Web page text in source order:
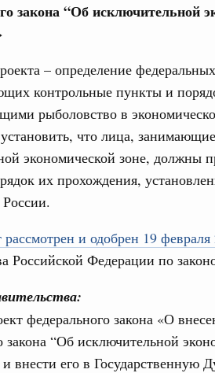
закона “Об исключительной
– определение
контрольные пункты и
рыболовство в
установить, что лица,
экономической зоне, должны
их прохождения,
рассмотрен и одобрен 19 февраля
Российской Федерации по
федерального закона «О
закона “Об исключительной
внести его в Государственную
апреля, среда
№14)
вторник
№13)
четверг
№12)
четверг